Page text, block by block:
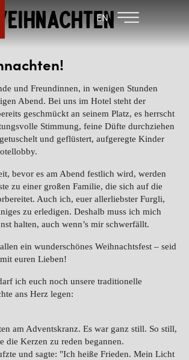
EN
FAMILIENHOTEL
POST
und Freundinnen, in wenigen Stunden
Abend. Bei uns im Hotel steht der
geschmückt an seinem Platz, es herrscht
Stimmung, feine Düfte durchziehen
und geflüstert, aufgeregte Kinder
bevor es am Abend festlich wird, werden
zu einer großen Familie, die sich auf die
Auch ich, euer allerliebster Furgli,
zu erledigen. Deshalb muss ich mich
halten, auch wenn’s mir schwerfällt.
ein wunderschönes Weihnachtsfest – seid
euren Lieben!
ich euch noch unsere traditionelle
ans Herz legen:
am Adventskranz. Es war ganz still. So still,
die Kerzen zu reden begannen.
und sagte: "Ich heiße Frieden. Mein Licht